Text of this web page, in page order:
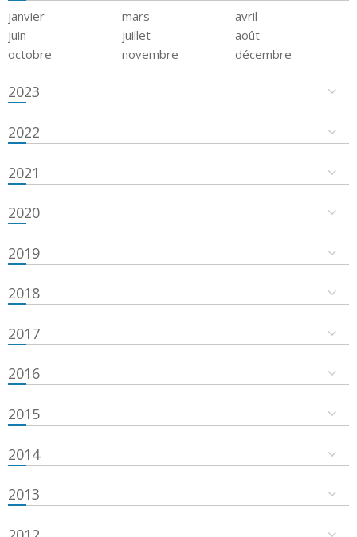
janvier mars
avril
juin
juillet
août
octobre
novembre décembre
2023
2022
2021
2020
2019
2018
2017
2016
2015
2014
2013